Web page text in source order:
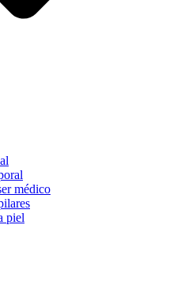
médico
piel